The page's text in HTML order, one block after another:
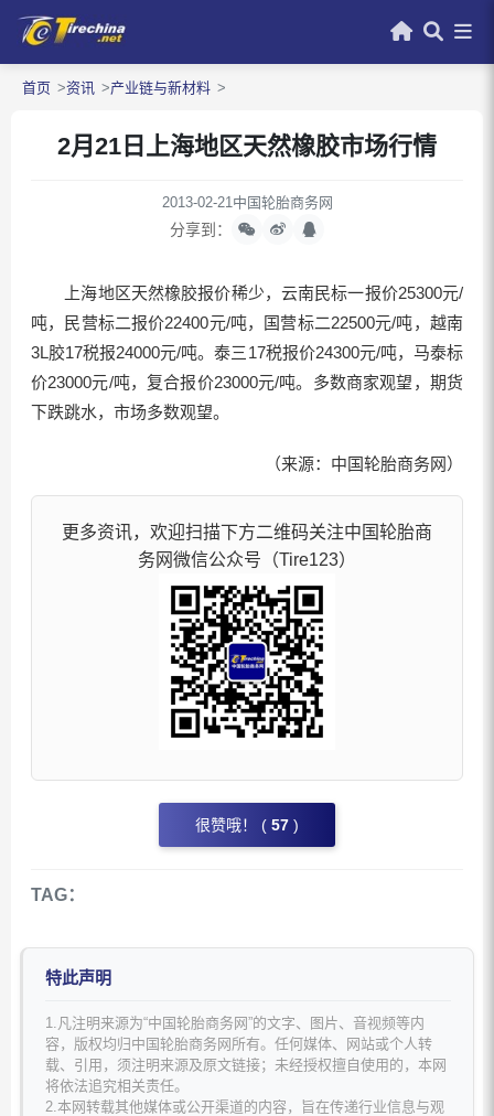
首页 资讯 产业链与新材料
2月21日上海地区天然橡胶市场行情
2013-02-21中国轮胎商务网
分享到：
上海地区天然橡胶报价稀少，云南民标一报价25300元/
吨，民营标二报价22400元/吨，国营标二22500元/吨，越南
3L胶17税报24000元/吨。泰三17税报价24300元/吨，马泰标
价23000元/吨，复合报价23000元/吨。多数商家观望，期货
下跌跳水，市场多数观望。
（来源：中国轮胎商务网）
更多资讯，欢迎扫描下方二维码关注中国轮胎商
务网微信公众号（Tire123）
很赞哦！ ( 57 )
TAG：
特此声明
1.凡注明来源为“中国轮胎商务网”的文字、图片、音视频等内
容，版权均归中国轮胎商务网所有。任何媒体、网站或个人转
载、引用，须注明来源及原文链接；未经授权擅自使用的，本网
将依法追究相关责任。
2.本网转载其他媒体或公开渠道的内容，旨在传递行业信息与观